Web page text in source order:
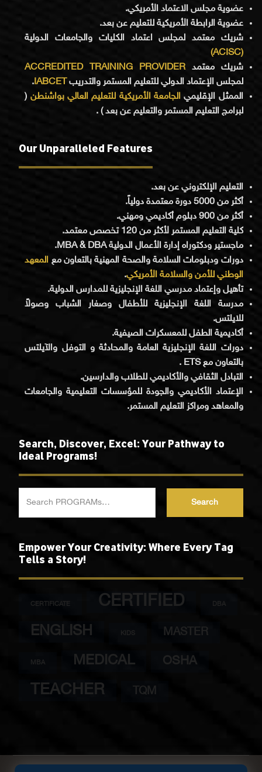
عضوية مجلس الاعتماد الأمريكي.
عضوية الرابطة الأمريكية للتعليم عن بعد.
شريك معتمد لمجلس اعتماد الكليات والجامعات الدولية
(ACISC)
شريك معتمدACCREDITED TRAINING PROVIDER
لمجلس الإعتماد الدولي للتعليم المستمر والتدريبIABCET
.
الممثل الإقليميالجامعة الأمريكية للتعليم العالي بواشنطن (
لبرامج التعليم المستمر والتعليم عن بعد ) .
Our Unparalleled Features
التعليم الإلكتروني عن بعد.
أكثر من 5000 دورة معتمدة دولياً.
أكثر من 900 دبلوم أكاديمي ومهني.
كلية التعليم المستمر لأكثر من 120 تخصص معتمد.
ماجستير ودكتوراه إدارة الأعمال الدولية MBA & DBA.
دورات ودبلومات السلامة والصحة المهنية بالتعاون مع المعهد
الوطني للأمن والسلامة الأمريكي.
تأهيل وإعتماد مدرسي اللغة الإنجليزية للمدارس الدولية.
مدرسة اللغة الإنجليزية للأطفال وصغار الشباب وصولاً
للايلتس.
أكاديمية الطفل للمعسكرات الصيفية.
دورات اللغة الإنجليزية العامة والمحادثة و التوفل والآيلتس
بالتعاون مع ETS .
التبادل الثقافي والأكاديمي للطلاب والدارسين.
الإعتماد الأكاديمي والجودة للمؤسسات التعليمية والجامعات
والمعاهد ومراكز التعليم المستمر.
Search, Discover, Excel: Your Pathway to
Ideal Programs!
Search
Empower Your Creativity: Where Every Tag
Tells a Story!
CERTIFICATE CERTIFIED DBA
ENGLISH KIDS MASTER
MBA MEDICAL OSHA
TEACHER TQM